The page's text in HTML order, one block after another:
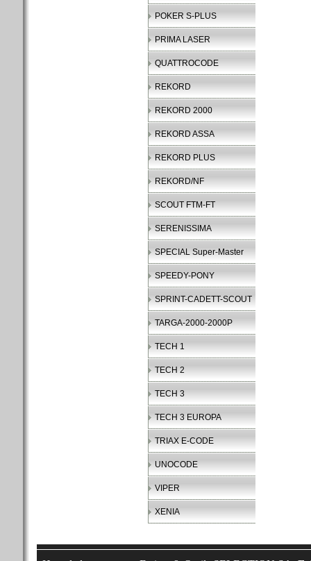
POKER S-PLUS
PRIMA LASER
QUATTROCODE
REKORD
REKORD 2000
REKORD ASSA
REKORD PLUS
REKORD/NF
SCOUT FTM-FT
SERENISSIMA
SPECIAL Super-Master
SPEEDY-PONY
SPRINT-CADETT-SCOUT
TARGA-2000-2000P
TECH 1
TECH 2
TECH 3
TECH 3 EUROPA
TRIAX E-CODE
UNOCODE
VIPER
XENIA